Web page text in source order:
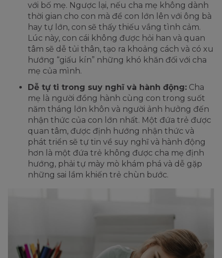
với bố mẹ. Ngược lại, nếu cha mẹ không dành
thời gian cho con mà để con lớn lên với ông bà
hay tự lớn, con sẽ thấy thiếu vắng tình cảm.
Lúc này, con cái không được hỏi han và quan
tâm sẽ dễ tủi thân, tạo ra khoảng cách và có xu
hướng “giấu kín” những khó khăn đối với cha
mẹ của mình.
Dễ tự ti trong suy nghĩ và hành động: Cha
mẹ là người đồng hành cùng con trong suốt
năm tháng lớn khôn và người ảnh hưởng đến
nhận thức của con lớn nhất. Một đứa trẻ được
quan tâm, được định hướng nhận thức và
phát triển sẽ tự tin về suy nghĩ và hành động
hơn là một đứa trẻ không được cha mẹ định
hướng, phải tự mày mò khám phá và dễ gặp
những sai lầm khiến trẻ chùn bước.